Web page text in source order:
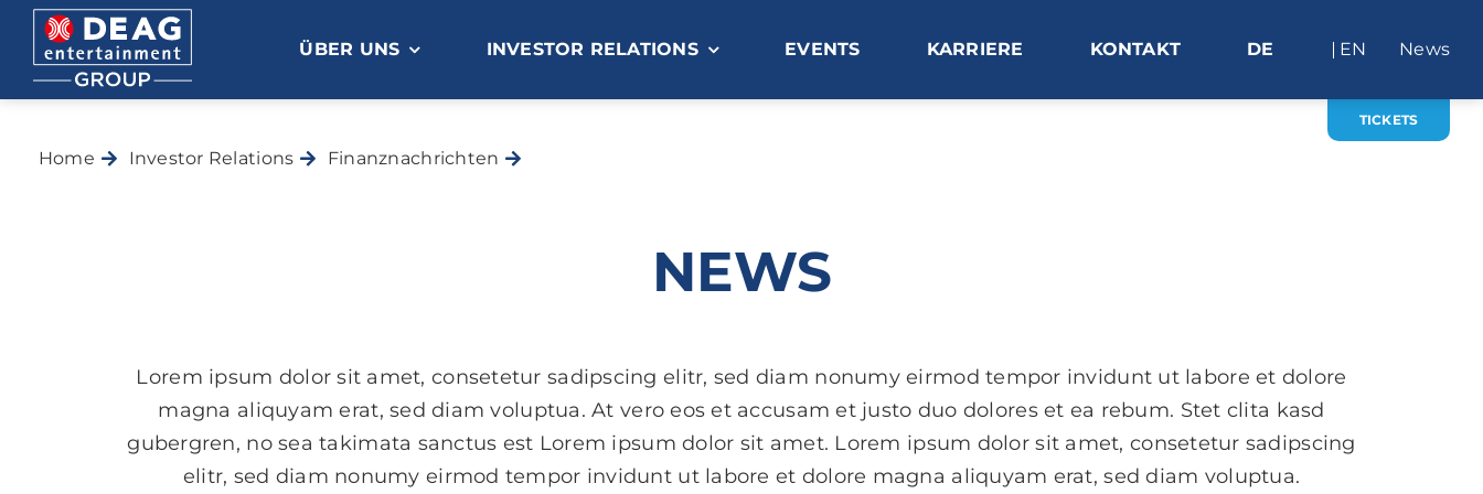
Zum
Inhalt
springen
ÜBER UNS INVESTOR RELATIONS EVENTS KARRIERE KONTAKT News
DE EN
TICKETS
Home Investor Relations Finanznachrichten
NEWS
Lorem ipsum dolor sit amet, consetetur sadipscing elitr, sed diam nonumy eirmod tempor invidunt ut labore et dolore
magna aliquyam erat, sed diam voluptua. At vero eos et accusam et justo duo dolores et ea rebum. Stet clita kasd
gubergren, no sea takimata sanctus est Lorem ipsum dolor sit amet. Lorem ipsum dolor sit amet, consetetur sadipscing
elitr, sed diam nonumy eirmod tempor invidunt ut labore et dolore magna aliquyam erat, sed diam voluptua.